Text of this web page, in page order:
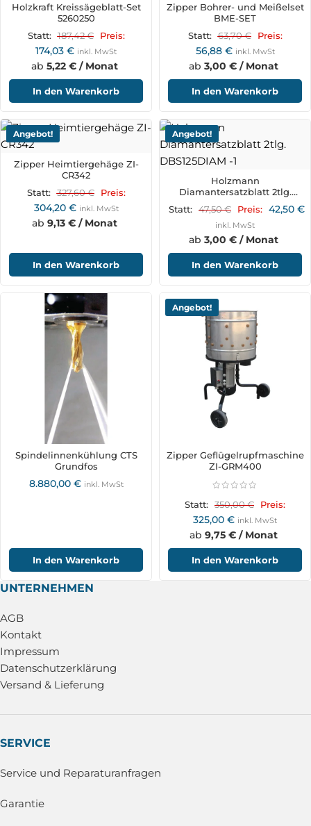
Holzkraft Kreissägeblatt-Set
5260250
Statt: 187,42€ Preis:
174,03 € inkl. MwSt
ab 5,22 € / Monat
In den Warenkorb
Zipper Bohrer- und Meißelset
BME-SET
Statt: 63,70€ Preis:
56,88 € inkl. MwSt
ab 3,00 € / Monat
In den Warenkorb
Angebot!
Zipper Heimtiergehäge ZI-
CR342
Statt: 327,60€ Preis:
304,20 € inkl. MwSt
ab 9,13 € / Monat
In den Warenkorb
Angebot!
Holzmann
Diamantersatzblatt 2tlg.
DBS125DIAM
Statt: 47,50€ Preis: 42,50 €
inkl. MwSt
ab 3,00 € / Monat
In den Warenkorb
Spindelinnenkühlung CTS
Grundfos
8.880,00 € inkl. MwSt
In den Warenkorb
Angebot!
Zipper Geflügelrupfmaschine
ZI-GRM400
Statt: 350,00€ Preis:
325,00 € inkl. MwSt
ab 9,75 € / Monat
In den Warenkorb
UNTERNEHMEN
AGB
Kontakt
Impressum
Datenschutzerklärung
Versand & Lieferung
SERVICE
Service und Reparaturanfragen
Garantie